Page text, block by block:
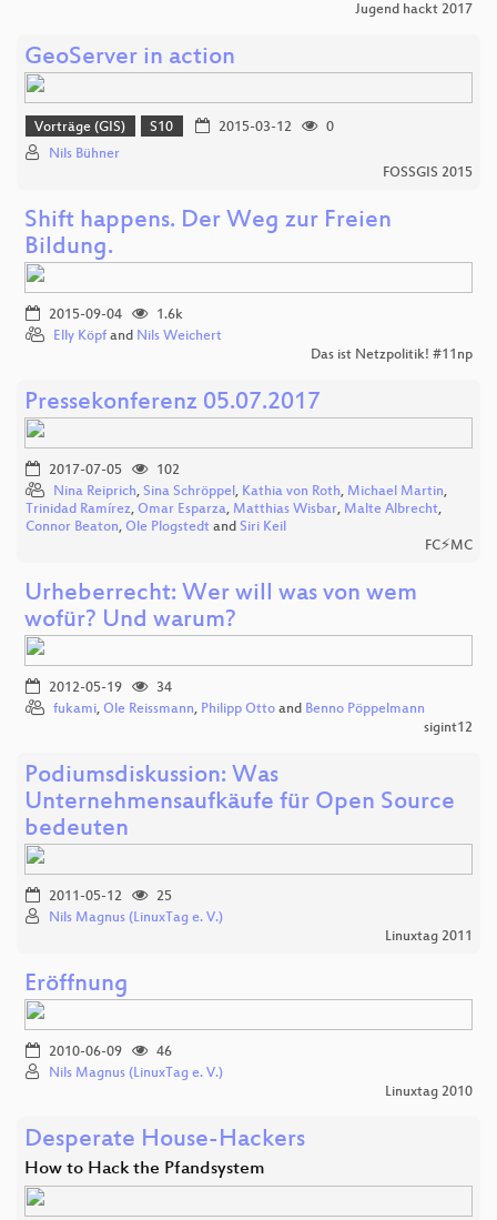
Jugend hackt 2017
GeoServer in action
Vorträge (GIS) S10 2015-03-12
0
Nils Bühner
FOSSGIS 2015
Shift happens. Der Weg zur Freien
Bildung.
2015-09-04
1.6k
Elly Köpf and Nils Weichert
Das ist Netzpolitik! #11np
Pressekonferenz 05.07.2017
2017-07-05
102
Nina Reiprich, Sina Schröppel, Kathia von Roth, Michael Martin,
Trinidad Ramírez, Omar Esparza, Matthias Wisbar, Malte Albrecht,
Connor Beaton, Ole Plogstedt and Siri Keil
FC⚡MC
Urheberrecht: Wer will was von wem
wofür? Und warum?
2012-05-19
34
fukami, Ole Reissmann, Philipp Otto and Benno Pöppelmann
sigint12
Podiumsdiskussion: Was
Unternehmensaufkäufe für Open Source
bedeuten
2011-05-12
25
Nils Magnus (LinuxTag e. V.)
Linuxtag 2011
Eröffnung
2010-06-09
46
Nils Magnus (LinuxTag e. V.)
Linuxtag 2010
Desperate House-Hackers
How to Hack the Pfandsystem